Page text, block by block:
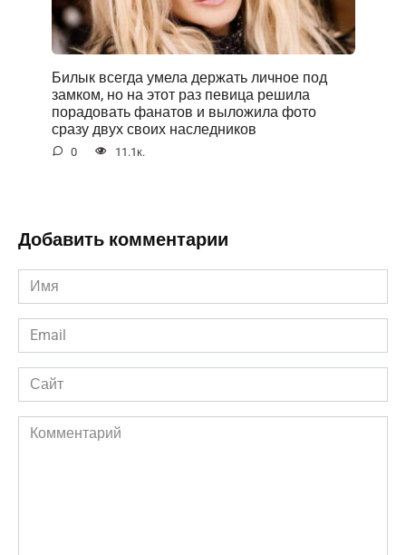
Билык всегда умела держать личное под
замком, но на этот раз певица решила
порадовать фанатов и выложила фото
сразу двух своих наследников
0 11.1к.
Добавить комментарии
Имя
*
Email
*
Сайт
Комментарий